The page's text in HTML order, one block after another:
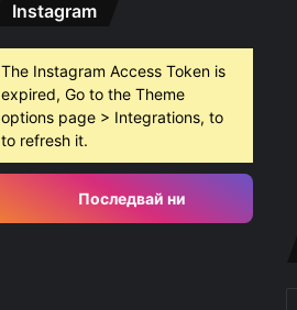
Instagram
The Instagram Access Token is
expired, Go to the Theme
options page > Integrations, to
to refresh it.
Последвай ни